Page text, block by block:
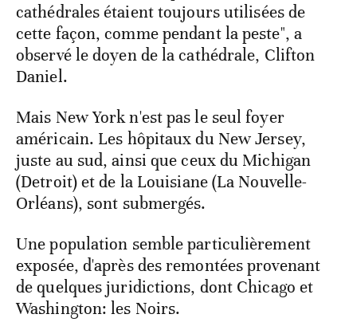
cathédrales étaient toujours utilisées de
cette façon, comme pendant la peste", a
observé le doyen de la cathédrale, Clifton
Daniel.
Mais New York n'est pas le seul foyer
américain. Les hôpitaux du New Jersey,
juste au sud, ainsi que ceux du Michigan
(Detroit) et de la Louisiane (La Nouvelle-
Orléans), sont submergés.
Une population semble particulièrement
exposée, d'après des remontées provenant
de quelques juridictions, dont Chicago et
Washington: les Noirs.